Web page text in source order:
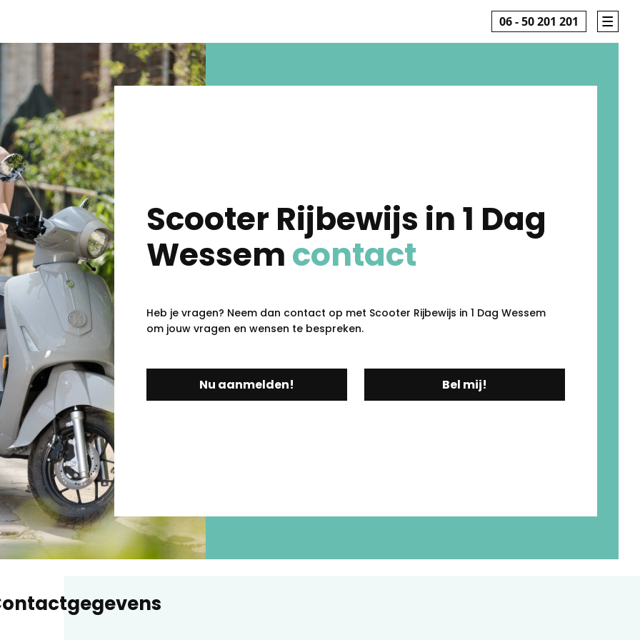
06 - 50 201 201
Scooter Rijbewijs in 1 Dag
Wessemcontact
Heb je vragen? Neem dan contact op met Scooter Rijbewijs in 1 Dag Wessem
om jouw vragen en wensen te bespreken.
Nu aanmelden! Bel mij!